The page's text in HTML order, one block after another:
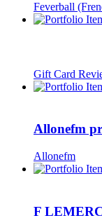
Feverball
Gift Card
Allonefm
Allonefm
F